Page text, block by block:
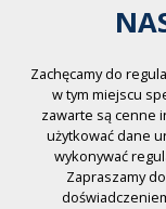
Zachęcamy do
w tym miejscu
zawarte są cenne
użytkować dane
wykonywać
Zapraszamy